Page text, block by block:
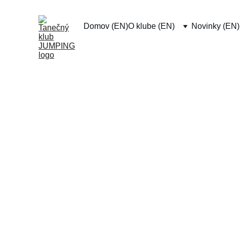
Domov (EN)O klube (EN) Novinky (EN)